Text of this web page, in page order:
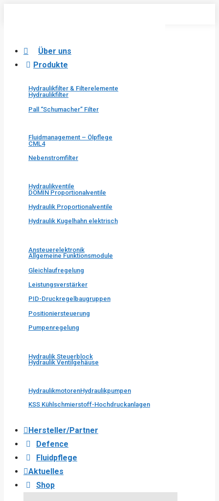
Über uns
Produkte
Hydraulikfilter & Filterelemente
Hydraulikfilter
Pall “Schumacher” Filter
Fluidmanagement – Ölpflege
CML4
Nebenstromfilter
Hydraulikventile
DOMIN Proportionalventile
Hydraulik Proportionalventile
Hydraulik Kugelhahn elektrisch
Ansteuerelektronik
Allgemeine Funktionsmodule
Gleichlaufregelung
Leistungsverstärker
PID-Druckregelbaugruppen
Positioniersteuerung
Pumpenregelung
Hydraulik Steuerblock
Hydraulik Ventilgehäuse
HydraulikmotorenHydraulikpumpen
KSS Kühlschmierstoff-Hochdruckanlagen
Hersteller/Partner
Defence
Fluidpflege
Aktuelles
Shop